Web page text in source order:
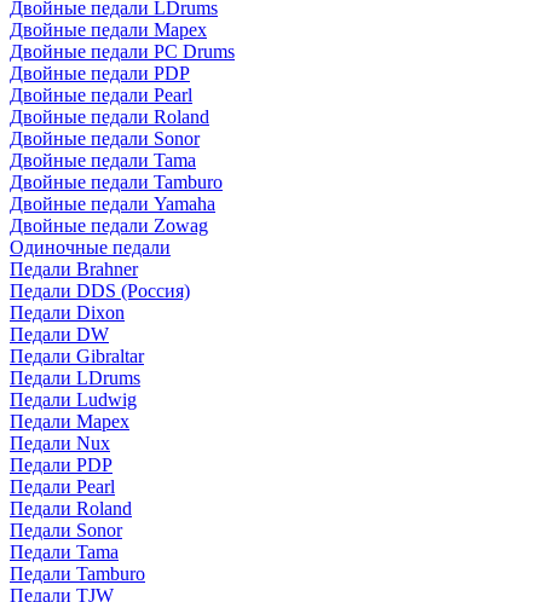
Двойные педали LDrums
Двойные педали Mapex
Двойные педали PC Drums
Двойные педали PDP
Двойные педали Pearl
Двойные педали Roland
Двойные педали Sonor
Двойные педали Tama
Двойные педали Tamburo
Двойные педали Yamaha
Двойные педали Zowag
Одиночные педали
Педали Brahner
Педали DDS (Россия)
Педали Dixon
Педали DW
Педали Gibraltar
Педали LDrums
Педали Ludwig
Педали Mapex
Педали Nux
Педали PDP
Педали Pearl
Педали Roland
Педали Sonor
Педали Tama
Педали Tamburo
Педали TJW